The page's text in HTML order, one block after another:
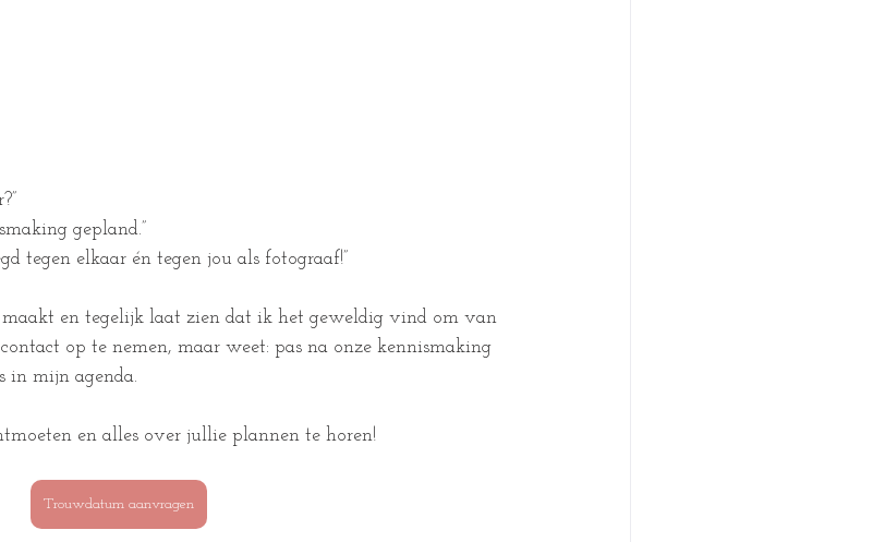
gepland.”
tegen elkaar én tegen jou als fotograaf!”
en tegelijk laat zien dat ik het geweldig vind om van
op te nemen, maar weet: pas na onze kennismaking
in mijn agenda.
en alles over jullie plannen te horen!
Trouwdatum aanvragen